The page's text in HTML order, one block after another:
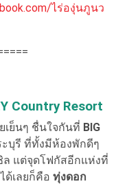
ไร่องุ่นภูนว
Country Resort
ย็นๆ ชื่นใจกันที่ BIG
บุรี ที่ทั้งมีห้องพักดีๆ
ล แต่จุดโฟกัสอีกแห่งที่
ด้เลยก็คือ ทุ่งดอก